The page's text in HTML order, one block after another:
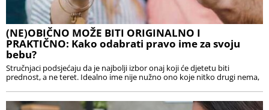
(NE)OBIČNO MOŽE BITI ORIGINALNO I
PRAKTIČNO: Kako odabrati pravo ime za svoju
bebu?
Stručnjaci podsjećaju da je najbolji izbor onaj koji će djetetu biti
prednost, a ne teret. Idealno ime nije nužno ono koje nitko drugi nema,